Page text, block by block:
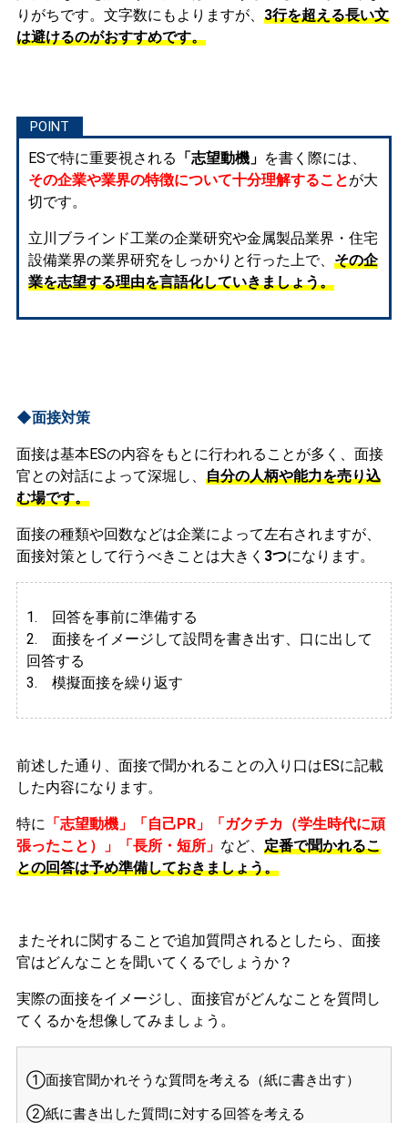
りがちです。文字数にもよりますが、 3行を超える長い文
は避けるのがおすすめです。
ESで特に重要視される 「志望動機」 を書く際には、
その企業や業界の特徴について十分理解することが大
切です。
立川ブラインド工業の企業研究や金属製品業界・住宅
設備業界の業界研究をしっかりと行った上で、 その企
業を志望する理由を言語化していきましょう。
◆面接対策
面接は基本ESの内容をもとに行われることが多く、面接
官との対話によって深堀し、 自分の人柄や能力を売り込
む場です。
面接の種類や回数などは企業によって左右されますが、
面接対策として行うべきことは大きく 3つになります。
1. 回答を事前に準備する
2. 面接をイメージして設問を書き出す、口に出して
回答する
3. 模擬面接を繰り返す
前述した通り、面接で聞かれることの入り口はESに記載
した内容になります。
特に 「志望動機」「自己PR」「ガクチカ（学生時代に頑
張ったこと）」「長所・短所」 など、 定番で聞かれるこ
との回答は予め準備しておきましょう。
またそれに関することで追加質問されるとしたら、面接
官はどんなことを聞いてくるでしょうか？
実際の面接をイメージし、面接官がどんなことを質問し
てくるかを想像してみましょう。
①面接官聞かれそうな質問を考える（紙に書き出す）
②紙に書き出した質問に対する回答を考える